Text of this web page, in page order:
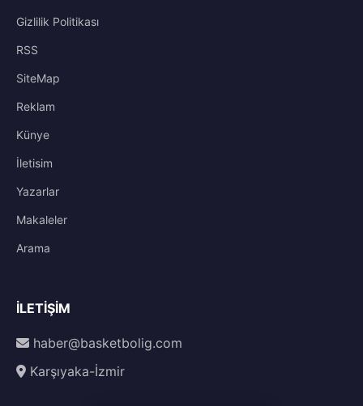
Gizlilik Politikası
RSS
SiteMap
Reklam
Künye
İletisim
Yazarlar
Makaleler
Arama
İLETIŞIM
haber@basketbolig.com
Karşıyaka-İzmir